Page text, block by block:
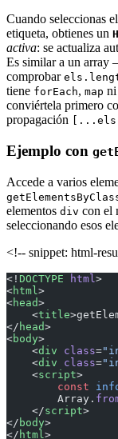
Cuando seleccionas
etiqueta, obtienes un
activa: se actualiza
Es similar a un array
comprobar
tiene forEach, map ni
conviértela primero
propagación
[...els]
Ejemplo con
Accede a varios
elementos div con el
seleccionando esos
<!-- snippet: html-
<! DOCTYPE html >
<html >
<head>
    <
title
</ head>
<body>
    <
div class=
    <
div class=
    <
script>
        const
        Array.
    </
script>
</ body>
</ html >